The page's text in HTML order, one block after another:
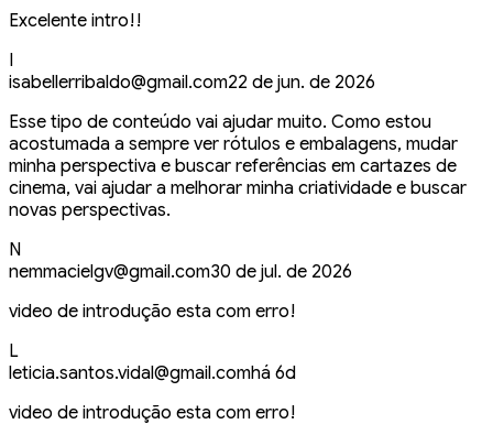
Excelente intro!!
I
isabellerribaldo@gmail.com22 de jun. de 2026
Esse tipo de conteúdo vai ajudar muito. Como estou
acostumada a sempre ver rótulos e embalagens, mudar
minha perspectiva e buscar referências em cartazes de
cinema, vai ajudar a melhorar minha criatividade e buscar
novas perspectivas.
N
nemmacielgv@gmail.com30 de jul. de 2026
video de introdução esta com erro!
L
leticia.santos.vidal@gmail.comhá 6d
video de introdução esta com erro!